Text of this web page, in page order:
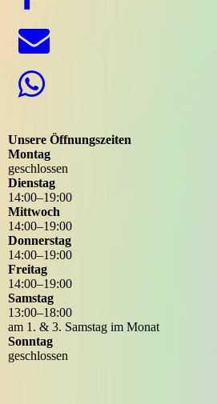
Unsere Öffnungszeiten
Montag
geschlossen
Dienstag
14:00–19:00
Mittwoch
14:00–19:00
Donnerstag
14:00–19:00
Freitag
14:00–19:00
Samstag
13:00–18:00
am 1. & 3. Samstag im Monat
Sonntag
geschlossen